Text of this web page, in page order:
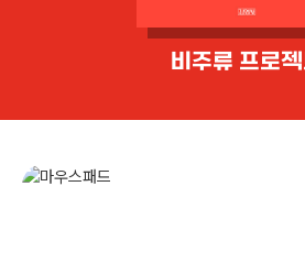
비주류 프로